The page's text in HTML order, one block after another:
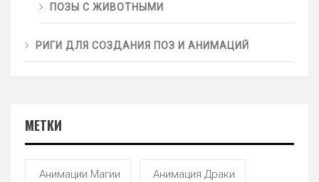
ПОЗЫ С ЖИВОТНЫМИ
РИГИ ДЛЯ СОЗДАНИЯ ПОЗ И АНИМАЦИЙ
МЕТКИ
Анимации Магии Анимация Драки